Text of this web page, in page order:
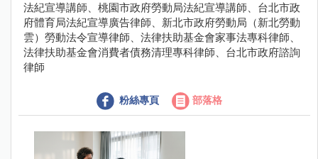
法紀宣導講師、桃園市政府勞動局法紀宣導講師、台北市政
府體育局法紀宣導廣告律師、新北市政府勞動局（新北勞動
雲）勞動法令宣導律師、法律扶助基金會家事法專科律師、
法律扶助基金會消費者債務清理專科律師、台北市政府諮詢
律師
粉絲專頁 部落格